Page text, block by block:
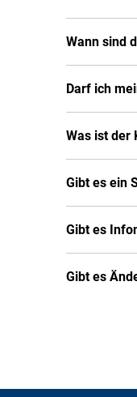
Wann sind
Darf ich
Was ist der
Gibt es ein
Gibt es
Gibt es